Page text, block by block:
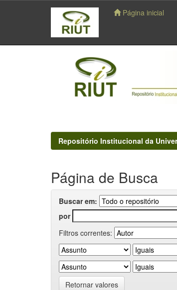
navigation
Página inicial
Repositório Institucional da
Página de Busca
Buscar em:
por
Filtros correntes:
Retornar valores